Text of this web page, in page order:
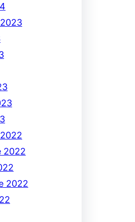
2022
2022